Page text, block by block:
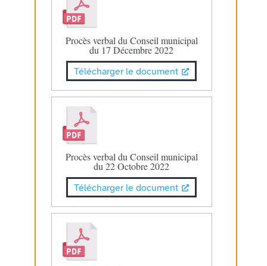
Procès verbal du Conseil municipal
du 17 Décembre 2022
Télécharger le document
Procès verbal du Conseil municipal
du 22 Octobre 2022
Télécharger le document